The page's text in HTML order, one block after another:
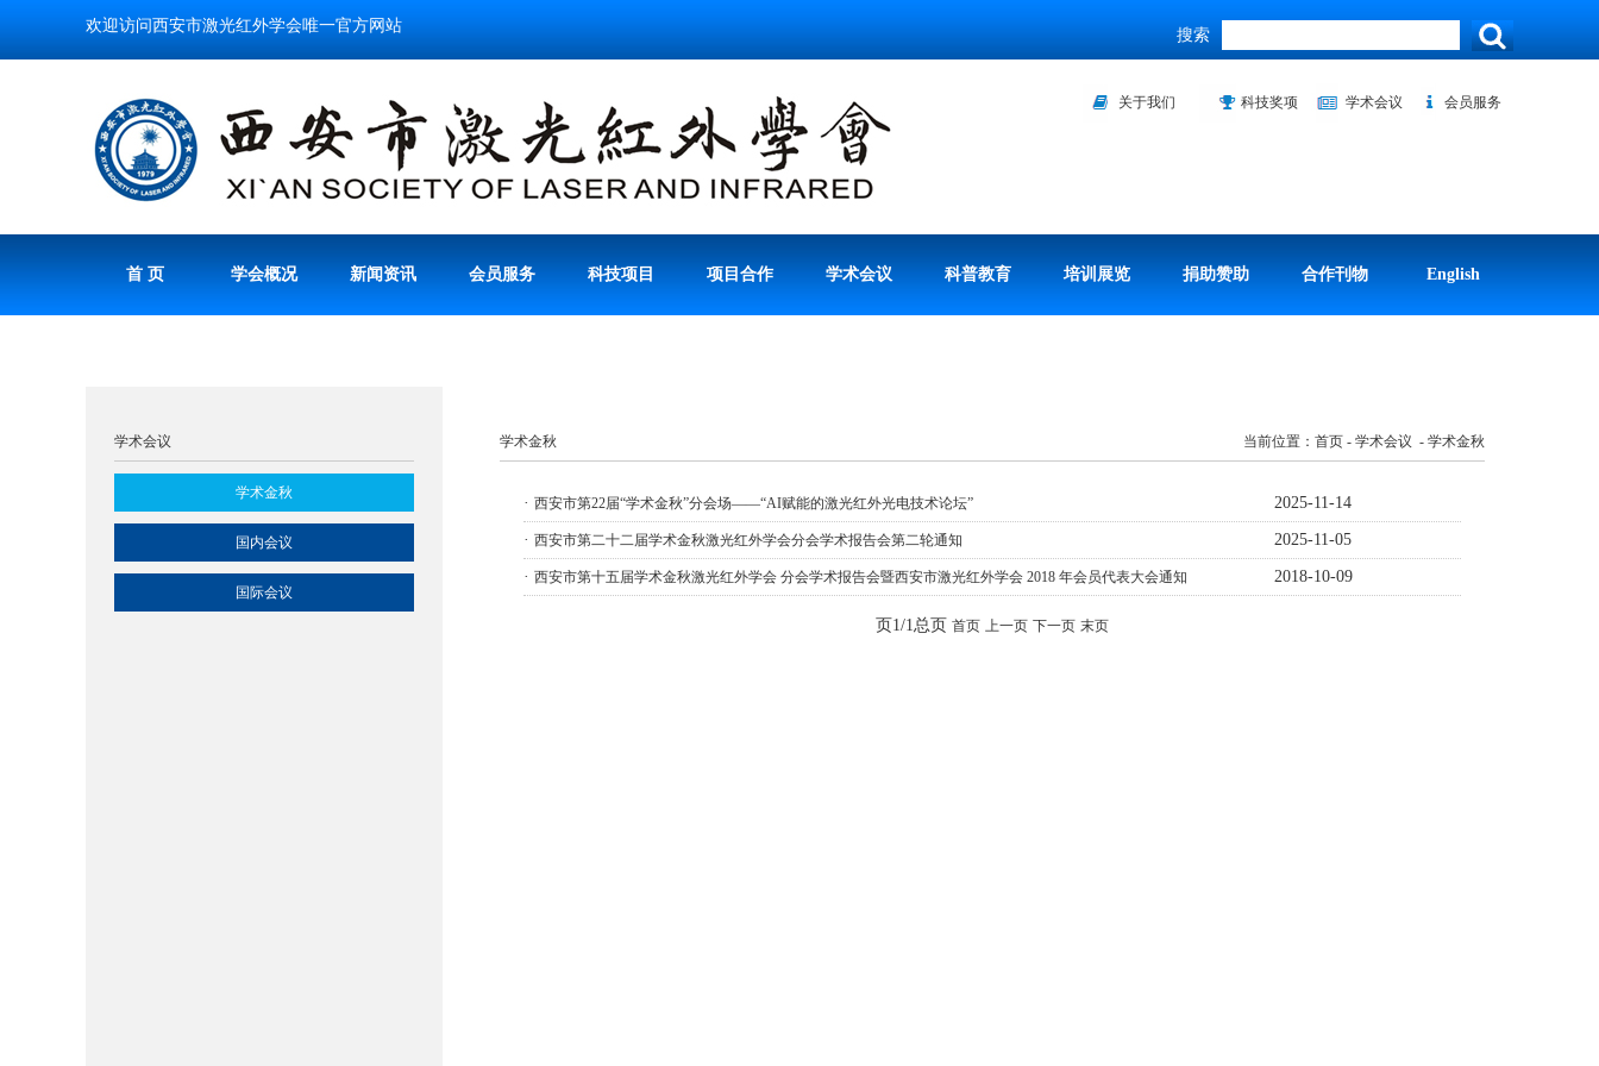
欢迎访问西安市激光红外学会唯一官方网站
搜索
关于我们 科技奖项 学术会议 会员服务
首 页 学会概况 新闻资讯 会员服务 科技项目 项目合作 学术会议 科普教育 培训展览 捐助赞助 合作刊物 English
学术会议
学术金秋
国内会议
国际会议
学术金秋 当前位置：首页 - 学术会议 - 学术金秋
· 西安市第22届“学术金秋”分会场——“AI赋能的激光红外光电技术论坛” 2025-11-14
· 西安市第二十二届学术金秋激光红外学会分会学术报告会第二轮通知 2025-11-05
· 西安市第十五届学术金秋激光红外学会 分会学术报告会暨西安市激光红外学会 2018 年会员代表大会通知 2018-10-09
页1/1总页 首页 上一页 下一页 末页